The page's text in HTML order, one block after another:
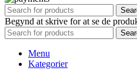
Begynd at skrive for at se de
Menu
Kategorier